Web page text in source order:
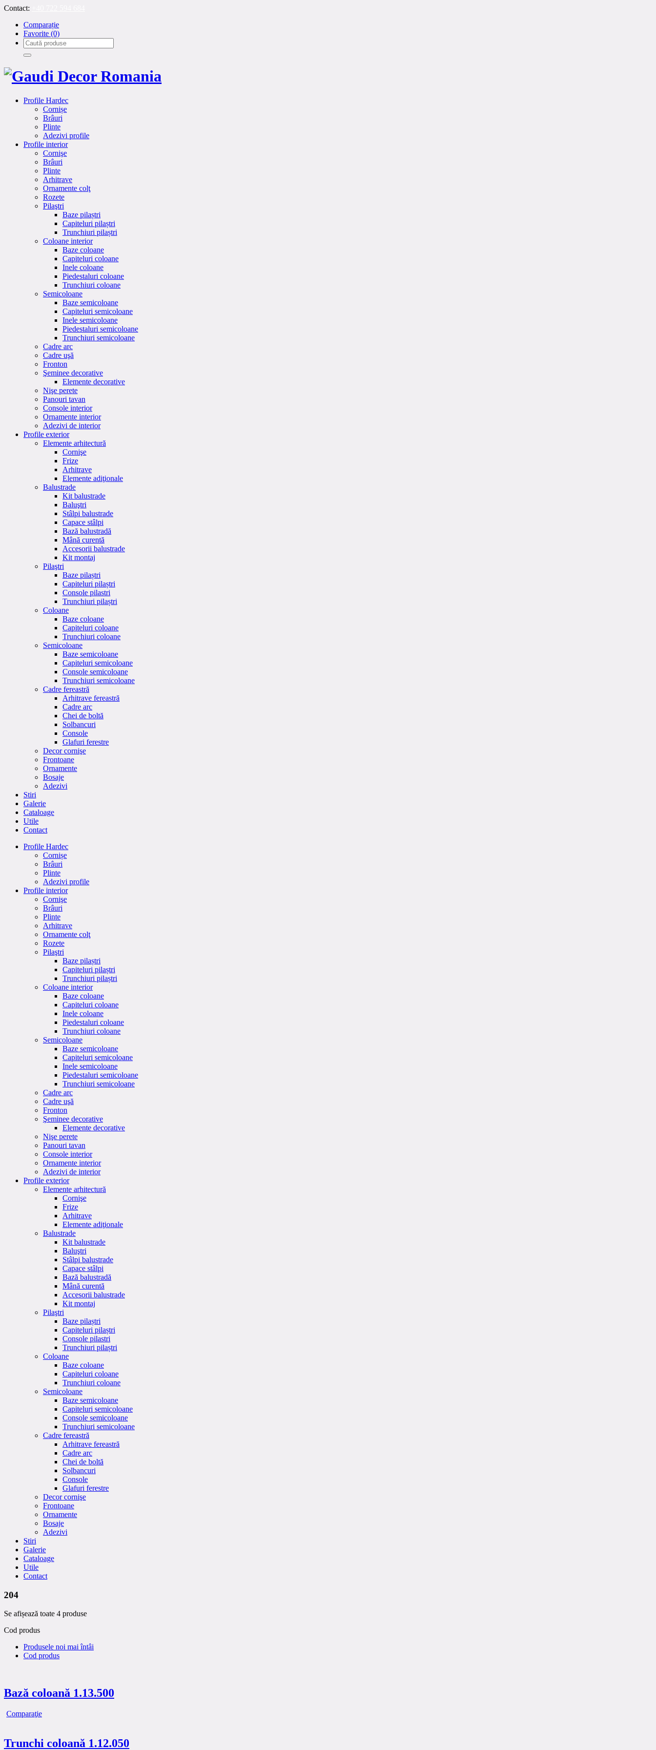
Contact:
Comparație
Favorite (0)
Profile Hardec
Cornișe
Brâuri
Plinte
Adezivi profile
Profile interior
Cornişe
Brâuri
Plinte
Arhitrave
Ornamente colţ
Rozete
Pilaştri
Baze pilaștri
Capiteluri pilaștri
Trunchiuri pilaștri
Coloane interior
Baze coloane
Capiteluri coloane
Inele coloane
Piedestaluri coloane
Trunchiuri coloane
Semicoloane
Baze semicoloane
Capiteluri semicoloane
Inele semicoloane
Piedestaluri semicoloane
Trunchiuri semicoloane
Cadre arc
Cadre uşă
Fronton
Şeminee decorative
Elemente decorative
Nişe perete
Panouri tavan
Console interior
Ornamente interior
Adezivi de interior
Profile exterior
Elemente arhitectură
Cornişe
Frize
Arhitrave
Elemente adiţionale
Balustrade
Kit balustrade
Baluştri
Stâlpi balustrade
Capace stâlpi
Bază balustradă
Mână curentă
Accesorii balustrade
Kit montaj
Pilaştri
Baze pilaștri
Capiteluri pilaștri
Console pilastri
Trunchiuri pilaștri
Coloane
Baze coloane
Capiteluri coloane
Trunchiuri coloane
Semicoloane
Baze semicoloane
Capiteluri semicoloane
Console semicoloane
Trunchiuri semicoloane
Cadre fereastră
Arhitrave fereastră
Cadre arc
Chei de boltă
Solbancuri
Console
Glafuri ferestre
Decor cornişe
Frontoane
Ornamente
Bosaje
Adezivi
Stiri
Galerie
Cataloage
Utile
Contact
Profile Hardec
Cornișe
Brâuri
Plinte
Adezivi profile
Profile interior
Cornişe
Brâuri
Plinte
Arhitrave
Ornamente colţ
Rozete
Pilaştri
Baze pilaștri
Capiteluri pilaștri
Trunchiuri pilaștri
Coloane interior
Baze coloane
Capiteluri coloane
Inele coloane
Piedestaluri coloane
Trunchiuri coloane
Semicoloane
Baze semicoloane
Capiteluri semicoloane
Inele semicoloane
Piedestaluri semicoloane
Trunchiuri semicoloane
Cadre arc
Cadre uşă
Fronton
Şeminee decorative
Elemente decorative
Nişe perete
Panouri tavan
Console interior
Ornamente interior
Adezivi de interior
Profile exterior
Elemente arhitectură
Cornişe
Frize
Arhitrave
Elemente adiţionale
Balustrade
Kit balustrade
Baluştri
Stâlpi balustrade
Capace stâlpi
Bază balustradă
Mână curentă
Accesorii balustrade
Kit montaj
Pilaştri
Baze pilaștri
Capiteluri pilaștri
Console pilastri
Trunchiuri pilaștri
Coloane
Baze coloane
Capiteluri coloane
Trunchiuri coloane
Semicoloane
Baze semicoloane
Capiteluri semicoloane
Console semicoloane
Trunchiuri semicoloane
Cadre fereastră
Arhitrave fereastră
Cadre arc
Chei de boltă
Solbancuri
Console
Glafuri ferestre
Decor cornişe
Frontoane
Ornamente
Bosaje
Adezivi
Stiri
Galerie
Cataloage
Utile
Contact
204
Se afișează toate 4 produse
Cod produs
Produsele noi mai întâi
Cod produs
Bază coloană 1.13.500
Comparaţie
Trunchi coloană 1.12.050